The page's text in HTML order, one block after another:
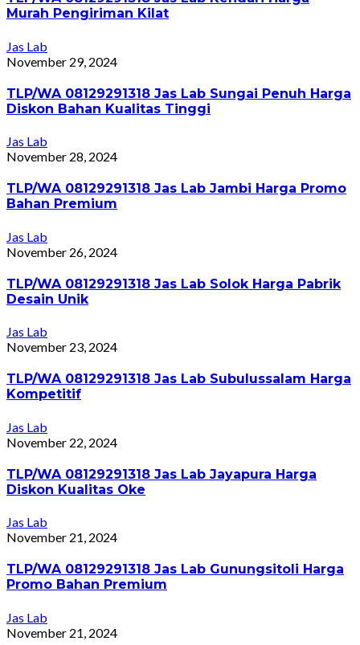
Murah Pengiriman Kilat
Jas Lab
November 29, 2024
TLP/WA 08129291318 Jas Lab Sungai Penuh Harga
Diskon Bahan Kualitas Tinggi
Jas Lab
November 28, 2024
TLP/WA 08129291318 Jas Lab Jambi Harga Promo
Bahan Premium
Jas Lab
November 26, 2024
TLP/WA 08129291318 Jas Lab Solok Harga Pabrik
Desain Unik
Jas Lab
November 23, 2024
TLP/WA 08129291318 Jas Lab Subulussalam Harga
Kompetitif
Jas Lab
November 22, 2024
TLP/WA 08129291318 Jas Lab Jayapura Harga
Diskon Kualitas Oke
Jas Lab
November 21, 2024
TLP/WA 08129291318 Jas Lab Gunungsitoli Harga
Promo Bahan Premium
Jas Lab
November 21, 2024